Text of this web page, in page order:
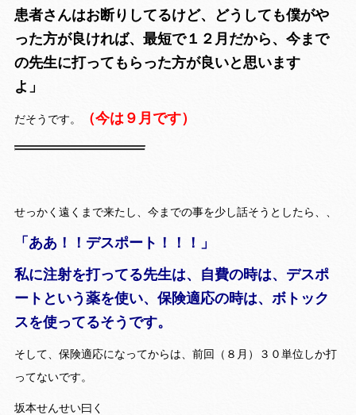
患者さんはお断りしてるけど、どうしても僕がや
った方が良ければ、最短で１２月だから、今まで
の先生に打ってもらった方が良いと思います
よ」
だそうです。 （今は９月です）
せっかく遠くまで来たし、今までの事を少し話そうとしたら、、
「ああ！！デスポート！！！」
私に注射を打ってる先生は、自費の時は、デスポ
ートという薬を使い、保険適応の時は、ボトック
スを使ってるそうです。
そして、保険適応になってからは、前回（８月）３０単位しか打
ってないです。
坂本せんせい曰く